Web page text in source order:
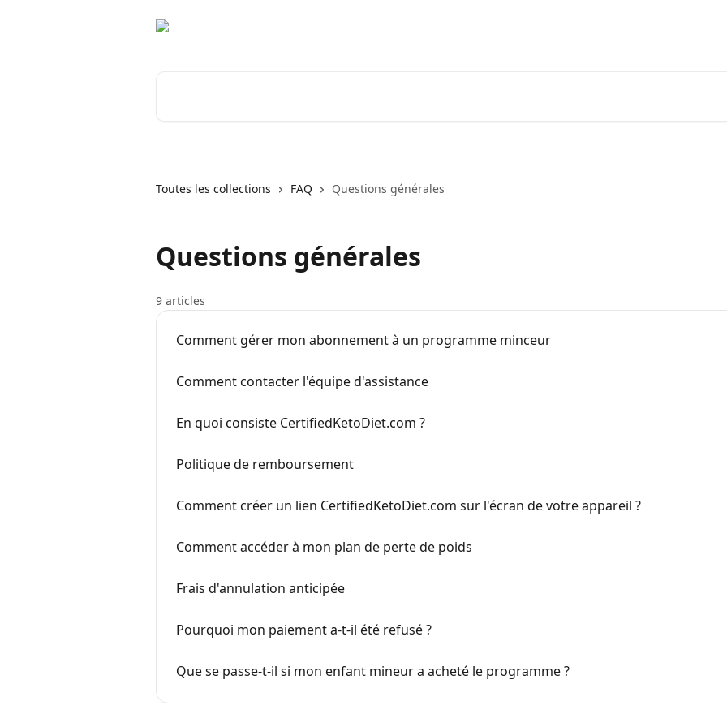
Toutes les collections FAQ Questions générales
Questions générales
9 articles
Comment gérer mon abonnement à un programme minceur
Comment contacter l'équipe d'assistance
En quoi consiste CertifiedKetoDiet.com ?
Politique de remboursement
Comment créer un lien CertifiedKetoDiet.com sur l'écran de votre appareil ?
Comment accéder à mon plan de perte de poids
Frais d'annulation anticipée
Pourquoi mon paiement a-t-il été refusé ?
Que se passe-t-il si mon enfant mineur a acheté le programme ?